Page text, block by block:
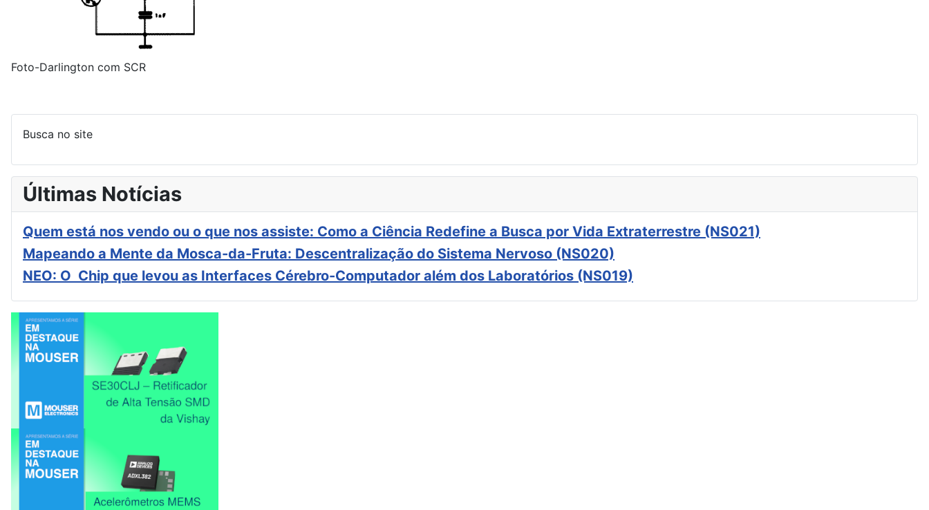
Foto-Darlington com SCR
Busca no site
Últimas Notícias
Quem está nos vendo ou o que nos assiste: Como a Ciência Redefine a Busca por Vida Extraterrestre (NS021)
Mapeando a Mente da Mosca-da-Fruta: Descentralização do Sistema Nervoso (NS020)
NEO: O Chip que levou as Interfaces Cérebro-Computador além dos Laboratórios (NS019)